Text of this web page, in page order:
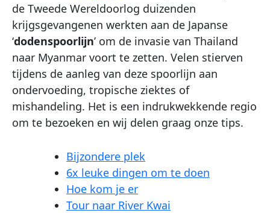
de Tweede Wereldoorlog duizenden
krijgsgevangenen werkten aan de Japanse
‘dodenspoorlijn’ om de invasie van Thailand
naar Myanmar voort te zetten. Velen stierven
tijdens de aanleg van deze spoorlijn aan
ondervoeding, tropische ziektes of
mishandeling. Het is een indrukwekkende regio
om te bezoeken en wij delen graag onze tips.
Bijzondere plek
6x leuke dingen om te doen
Hoe kom je er
Tour naar River Kwai